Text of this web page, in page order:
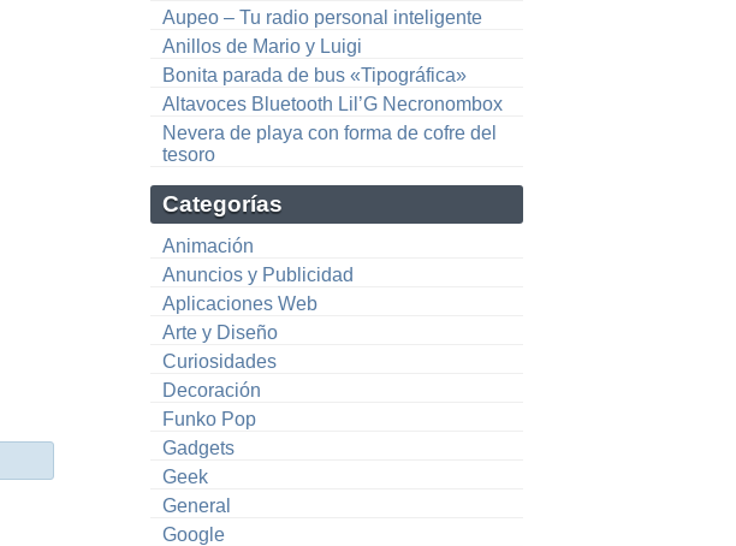
Aupeo – Tu radio personal inteligente
Anillos de Mario y Luigi
Bonita parada de bus «Tipográfica»
Altavoces Bluetooth Lil’G Necronombox
Nevera de playa con forma de cofre del
tesoro
Categorías
Animación
Anuncios y Publicidad
Aplicaciones Web
Arte y Diseño
Curiosidades
Decoración
Funko Pop
Gadgets
Geek
General
Google